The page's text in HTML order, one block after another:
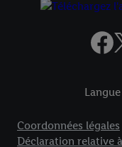
Langue
Coordonnées légales
Déclaration relative